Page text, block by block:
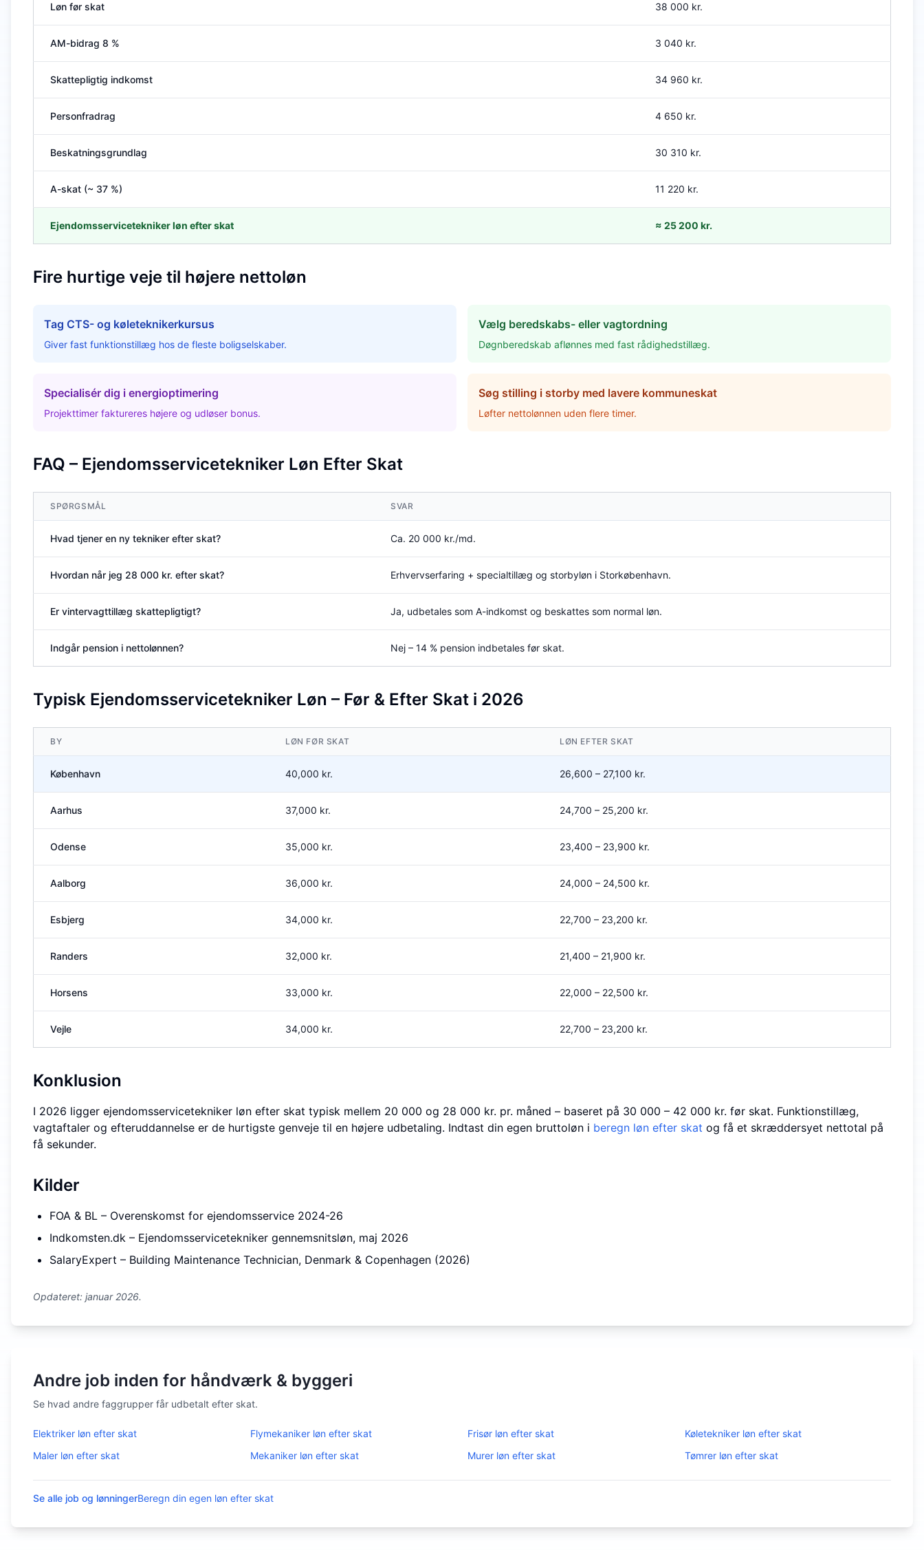
Løn før skat 38 000 kr.
AM-bidrag 8 % 3 040 kr.
Skattepligtig indkomst 34 960 kr.
Personfradrag 4 650 kr.
Beskatningsgrundlag 30 310 kr.
A-skat (~ 37 %) 11 220 kr.
Ejendomsservicetekniker løn efter skat ≈ 25 200 kr.
Fire hurtige veje til højere nettoløn
Tag CTS- og køletekniker­kursus
Giver fast funktions­tillæg hos de fleste boligselskaber.
Vælg beredskabs- eller vagtordning
Døgnberedskab aflønnes med fast rådighedstillæg.
Specialisér dig i energioptimering
Projekttimer faktureres højere og udløser bonus.
Søg stilling i storby med lavere kommune­skat
Løfter nettolønnen uden flere timer.
FAQ – Ejendomsservicetekniker Løn Efter Skat
SPØRGSMÅL SVAR
Hvad tjener en ny tekniker efter skat? Ca. 20 000 kr./md.
Hvordan når jeg 28 000 kr. efter skat? Erhvervserfaring + specialtillæg og storbyløn i Storkøbenhavn.
Er vintervagttillæg skattepligtigt? Ja, udbetales som A-indkomst og beskattes som normal løn.
Indgår pension i nettolønnen? Nej – 14 % pension indbetales før skat.
Typisk Ejendomsservicetekniker Løn – Før & Efter Skat i 2026
BY LØN FØR SKAT LØN EFTER SKAT
København 40,000 kr. 26,600 – 27,100 kr.
Aarhus 37,000 kr. 24,700 – 25,200 kr.
Odense 35,000 kr. 23,400 – 23,900 kr.
Aalborg 36,000 kr. 24,000 – 24,500 kr.
Esbjerg 34,000 kr. 22,700 – 23,200 kr.
Randers 32,000 kr. 21,400 – 21,900 kr.
Horsens 33,000 kr. 22,000 – 22,500 kr.
Vejle 34,000 kr. 22,700 – 23,200 kr.
Konklusion
I 2026 ligger ejendomsservicetekniker løn efter skat typisk mellem 20 000 og 28 000 kr. pr. måned – baseret på 30 000 – 42 000 kr. før skat. Funktions­tillæg,
vagtaftaler og efteruddannelse er de hurtigste genveje til en højere udbetaling. Indtast din egen bruttoløn i beregn løn efter skat og få et skræddersyet nettotal på
få sekunder.
Kilder
FOA & BL – Overenskomst for ejendomsservice 2024-26
Indkomsten.dk – Ejendomsservicetekniker gennemsnitsløn, maj 2026
SalaryExpert – Building Maintenance Technician, Denmark & Copenhagen (2026)
Opdateret: januar 2026.
Andre job inden for håndværk & byggeri
Se hvad andre faggrupper får udbetalt efter skat.
Elektriker løn efter skat Flymekaniker løn efter skat Frisør løn efter skat Køletekniker løn efter skat
Maler løn efter skat Mekaniker løn efter skat Murer løn efter skat Tømrer løn efter skat
Se alle job og lønningerBeregn din egen løn efter skat